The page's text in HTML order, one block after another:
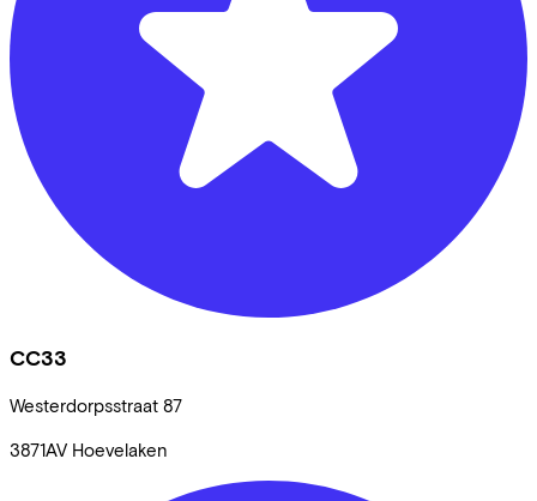
CC33
Westerdorpsstraat 87
3871AV Hoevelaken